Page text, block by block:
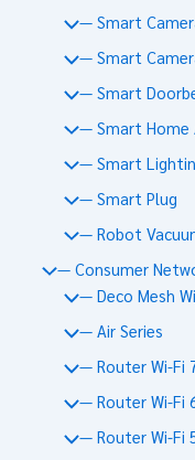
— Smart
— Smart
— Smart
— Smart Home
— Smart
— Smart Plug
— Robot
— Consumer
— Deco Mesh
— Air Series
— Router Wi-Fi
— Router Wi-Fi
— Router Wi-Fi